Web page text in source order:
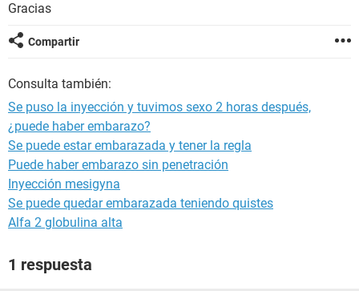
Gracias
Compartir
Consulta también:
Se puso la inyección y tuvimos sexo 2 horas después,
¿puede haber embarazo?
Se puede estar embarazada y tener la regla
Puede haber embarazo sin penetración
Inyección mesigyna
Se puede quedar embarazada teniendo quistes
Alfa 2 globulina alta
1 respuesta